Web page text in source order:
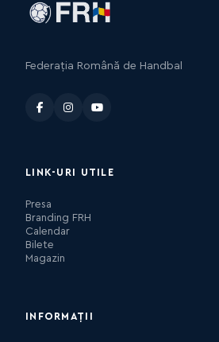
Federația Română de Handbal
LINK-URI UTILE
Presa
Branding FRH
Calendar
Bilete
Magazin
INFORMAȚII